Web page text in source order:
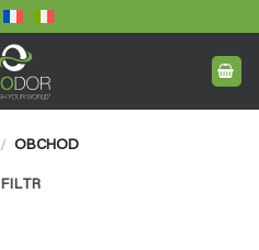
/ OBCHOD
FILTR